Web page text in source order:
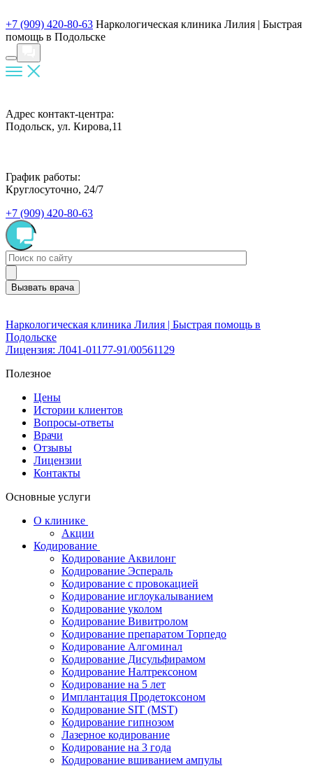
+7 (909) 420-80-63 Наркологическая клиника Лилия | Быстрая
помощь в Подольске
Адрес контакт-центра:
Подольск, ул. Кирова,11
График работы:
Круглосуточно, 24/7
+7 (909) 420-80-63
Вызвать врача
Наркологическая клиника Лилия | Быстрая помощь в
Подольске
Лицензия: Л041-01177-91/00561129
Полезное
Цены
Истории клиентов
Вопросы-ответы
Врачи
Отзывы
Лицензии
Контакты
Основные услуги
О клинике
Акции
Кодирование
Кодирование Аквилонг
Кодирование Эспераль
Кодирование с провокацией
Кодирование иглоукалыванием
Кодирование уколом
Кодирование Вивитролом
Кодирование препаратом Торпедо
Кодирование Алгоминал
Кодирование Дисульфирамом
Кодирование Налтрексоном
Кодирование на 5 лет
Имплантация Продетоксоном
Кодирование SIT (MST)
Кодирование гипнозом
Лазерное кодирование
Кодирование на 3 года
Кодирование вшиванием ампулы